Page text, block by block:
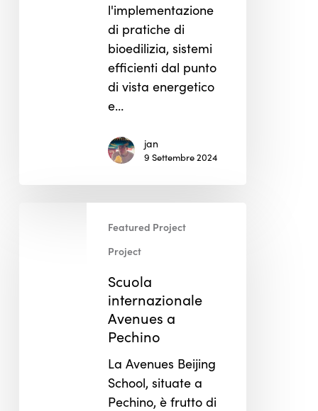
l'implementazione
di pratiche di
bioedilizia, sistemi
efficienti dal punto
di vista energetico
e…
jan
9 Settembre 2024
Featured Project
Project
Scuola
internazionale
Avenues a
Pechino
La Avenues Beijing
School, situate a
Pechino, è frutto di